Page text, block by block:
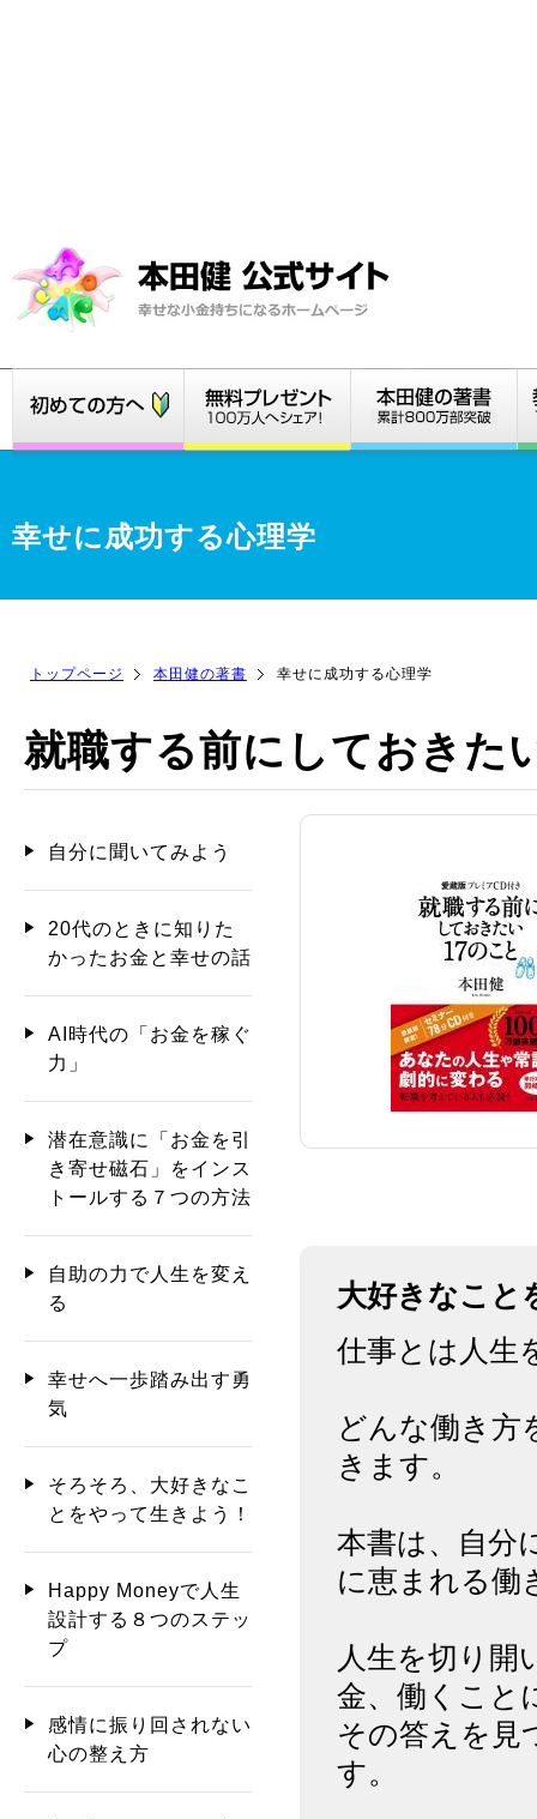
幸せに成功する心理学
トップページ 本田健の著書 幸せに成功する心理学
就職する前にしておきた
大好きなこと
仕事とは人生
どんな働き方
きます。
本書は、自分
に恵まれる働
人生を切り開
金、働くこと
その答えを見
す。
自分に聞いてみよう
20代のときに知りた
かったお金と幸せの話
AI時代の「お金を稼ぐ
力」
潜在意識に「お金を引
き寄せ磁石」をインス
トールする７つの方法
自助の力で人生を変え
る
幸せへ一歩踏み出す勇
気
そろそろ、大好きなこ
とをやって生きよう！
Happy Moneyで人生
設計する８つのステッ
プ
感情に振り回されない
心の整え方